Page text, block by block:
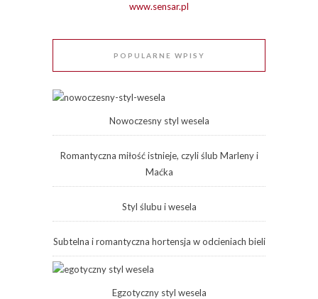
www.sensar.pl
POPULARNE WPISY
Nowoczesny styl wesela
Romantyczna miłość istnieje, czyli ślub Marleny i
Maćka
Styl ślubu i wesela
Subtelna i romantyczna hortensja w odcieniach bieli
Egzotyczny styl wesela